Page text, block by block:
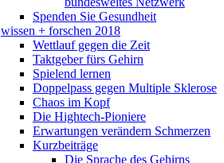
Spenden Sie Gesundheit
wissen + forschen 2018
Wettlauf gegen die Zeit
Taktgeber fürs Gehirn
Spielend lernen
Doppelpass gegen Multiple Sklerose
Chaos im Kopf
Die Hightech-Pioniere
Erwartungen verändern Schmerzen
Kurzbeiträge
Die Sprache des Gehirns